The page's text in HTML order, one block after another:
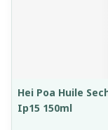
Hei Poa Huile
Ip15 150ml